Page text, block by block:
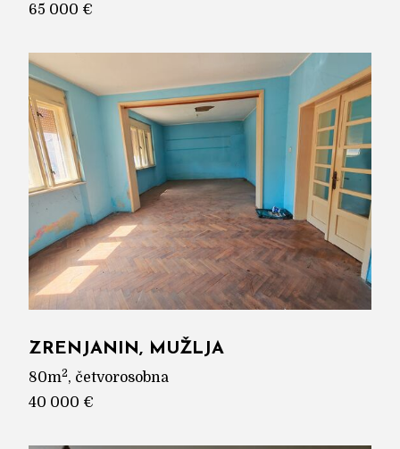
65 000 €
ZRENJANIN, MUŽLJA
80m2, četvorosobna
40 000 €